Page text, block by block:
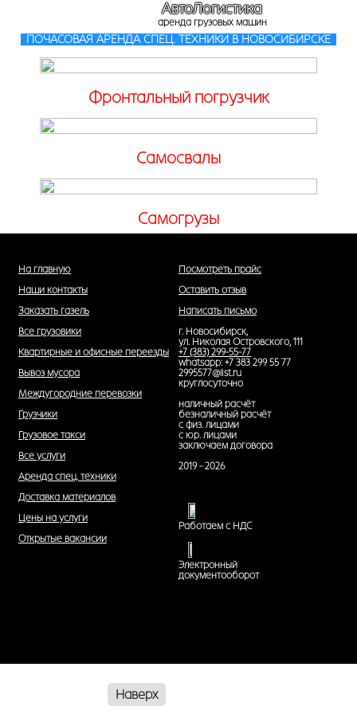
Наверх
АвтоЛогистика
аренда грузовых машин
ПОЧАСОВАЯ АРЕНДА СПЕЦ. ТЕХНИКИ В НОВОСИБИРСКЕ
Фронтальный погрузчик
Самосвалы
Самогрузы
На главную
Наши контакты
Заказать газель
Все грузовики
Квартирные и офисные переезды
Вывоз мусора
Междугородние перевозки
Грузчики
Грузовое такси
Все услуги
Аренда спец. техники
Доставка материалов
Цены на услуги
Открытые вакансии
Посмотреть прайс
Оставить отзыв
Написать письмо
г. Новосибирск,
ул. Николая Островского, 111
+7 (383) 299-55-77
whatsapp: +7 383 299 55 77
2995577@list.ru
круглосуточно
наличный расчёт
безналичный расчёт
с физ. лицами
с юр. лицами
заключаем договора
2019 - 2026
Работаем с НДС
Электронный
документооборот